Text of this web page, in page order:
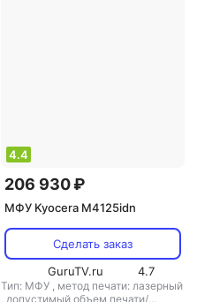
4.4
206 930 ₽
МФУ Kyocera M4125idn
Сделать заказ
GuruTV.ru
4.7
Тип: МФУ , метод печати: лазерный
, допустимый объем печати/